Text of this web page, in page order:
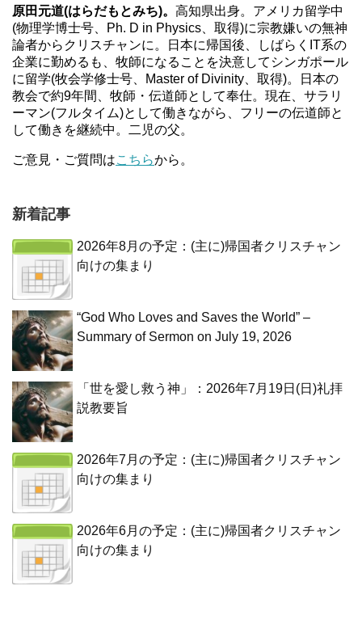
原田元道(はらだもとみち)。 高知県出身。アメリカ留学中
(物理学博士号、Ph. D in Physics、取得)に宗教嫌いの無神
論者からクリスチャンに。日本に帰国後、しばらくIT系の
企業に勤めるも、牧師になることを決意してシンガポール
に留学(牧会学修士号、Master of Divinity、取得)。日本の
教会で約9年間、牧師・伝道師として奉仕。現在、サラリ
ーマン(フルタイム)として働きながら、フリーの伝道師と
して働きを継続中。二児の父。
ご意見・ご質問はこちらから。
新着記事
2026年8月の予定：(主に)帰国者クリスチャン
向けの集まり
“God Who Loves and Saves the World” –
Summary of Sermon on July 19, 2026
「世を愛し救う神」：2026年7月19日(日)礼拝
説教要旨
2026年7月の予定：(主に)帰国者クリスチャン
向けの集まり
2026年6月の予定：(主に)帰国者クリスチャン
向けの集まり